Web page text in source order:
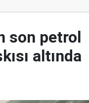
son petrol
altında